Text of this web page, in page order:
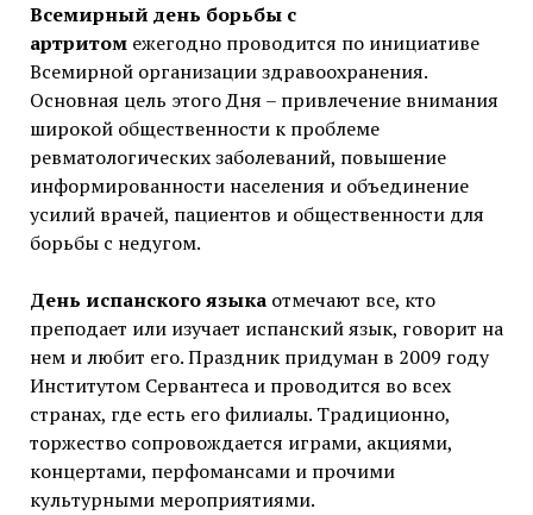
Всемирный день борьбы с
артритомежегодно проводится по инициативе
Всемирной организации здравоохранения.
Основная цель этого Дня – привлечение внимания
широкой общественности к проблеме
ревматологических заболеваний, повышение
информированности населения и объединение
усилий врачей, пациентов и общественности для
борьбы с недугом.
День испанского языкаотмечают все, кто
преподает или изучает испанский язык, говорит на
нем и любит его. Праздник придуман в 2009 году
Институтом Сервантеса и проводится во всех
странах, где есть его филиалы. Традиционно,
торжество сопровождается играми, акциями,
концертами, перфомансами и прочими
культурными мероприятиями.